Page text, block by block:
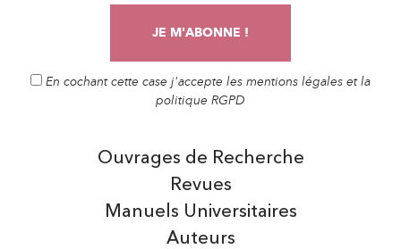
En cochant cette case j'accepte les mentions légales et la
politique RGPD
Auteurs
Manuels Universitaires
Ouvrages de Recherche
Revues